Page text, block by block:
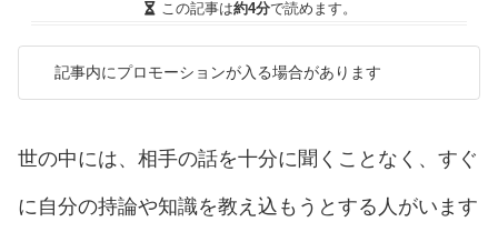
この記事は約4分で読めます。
記事内にプロモーションが入る場合があります
世の中には、相手の話を十分に聞くことなく、すぐ
に自分の持論や知識を教え込もうとする人がいます